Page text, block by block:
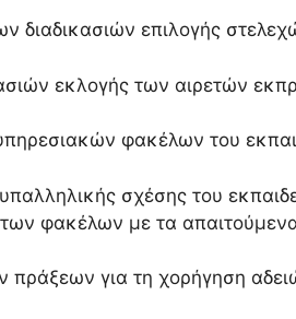
διαδικασιών επιλογής
εκλογής των αιρετών
φακέλων του
υπαλληλικής σχέσης του
φακέλων με τα
πράξεων για τη χορήγηση